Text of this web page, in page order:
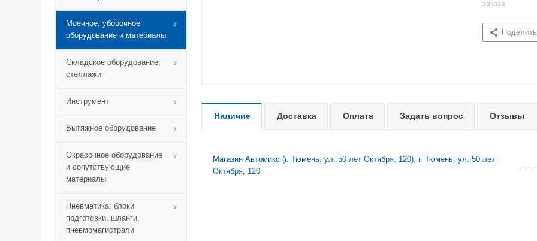
Моечное, уборочное
оборудование и материалы
Складское оборудование,
стеллажи
Инструмент
Вытяжное оборудование
Окрасочное оборудование
и сопутствующие
материалы
Пневматика: блоки
подготовки, шланги,
пневмомагистрали
заказа
Наличие Доставка Оплата Задать вопрос Отзывы
Магазин Автомикс (г. Тюмень, ул. 50 лет Октября, 120), г. Тюмень, ул. 50 лет
Октября, 120